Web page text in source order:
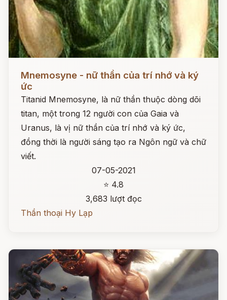
Mnemosyne - nữ thần của trí nhớ và ký
ức
Titanid Mnemosyne, là nữ thần thuộc dòng dõi
titan, một trong 12 người con của Gaia và
Uranus, là vị nữ thần của trí nhớ và ký ức,
đồng thời là người sáng tạo ra Ngôn ngữ và chữ
viết.
07-05-2021
⭐ 4.8
3,683 lượt đọc
Thần thoại Hy Lạp